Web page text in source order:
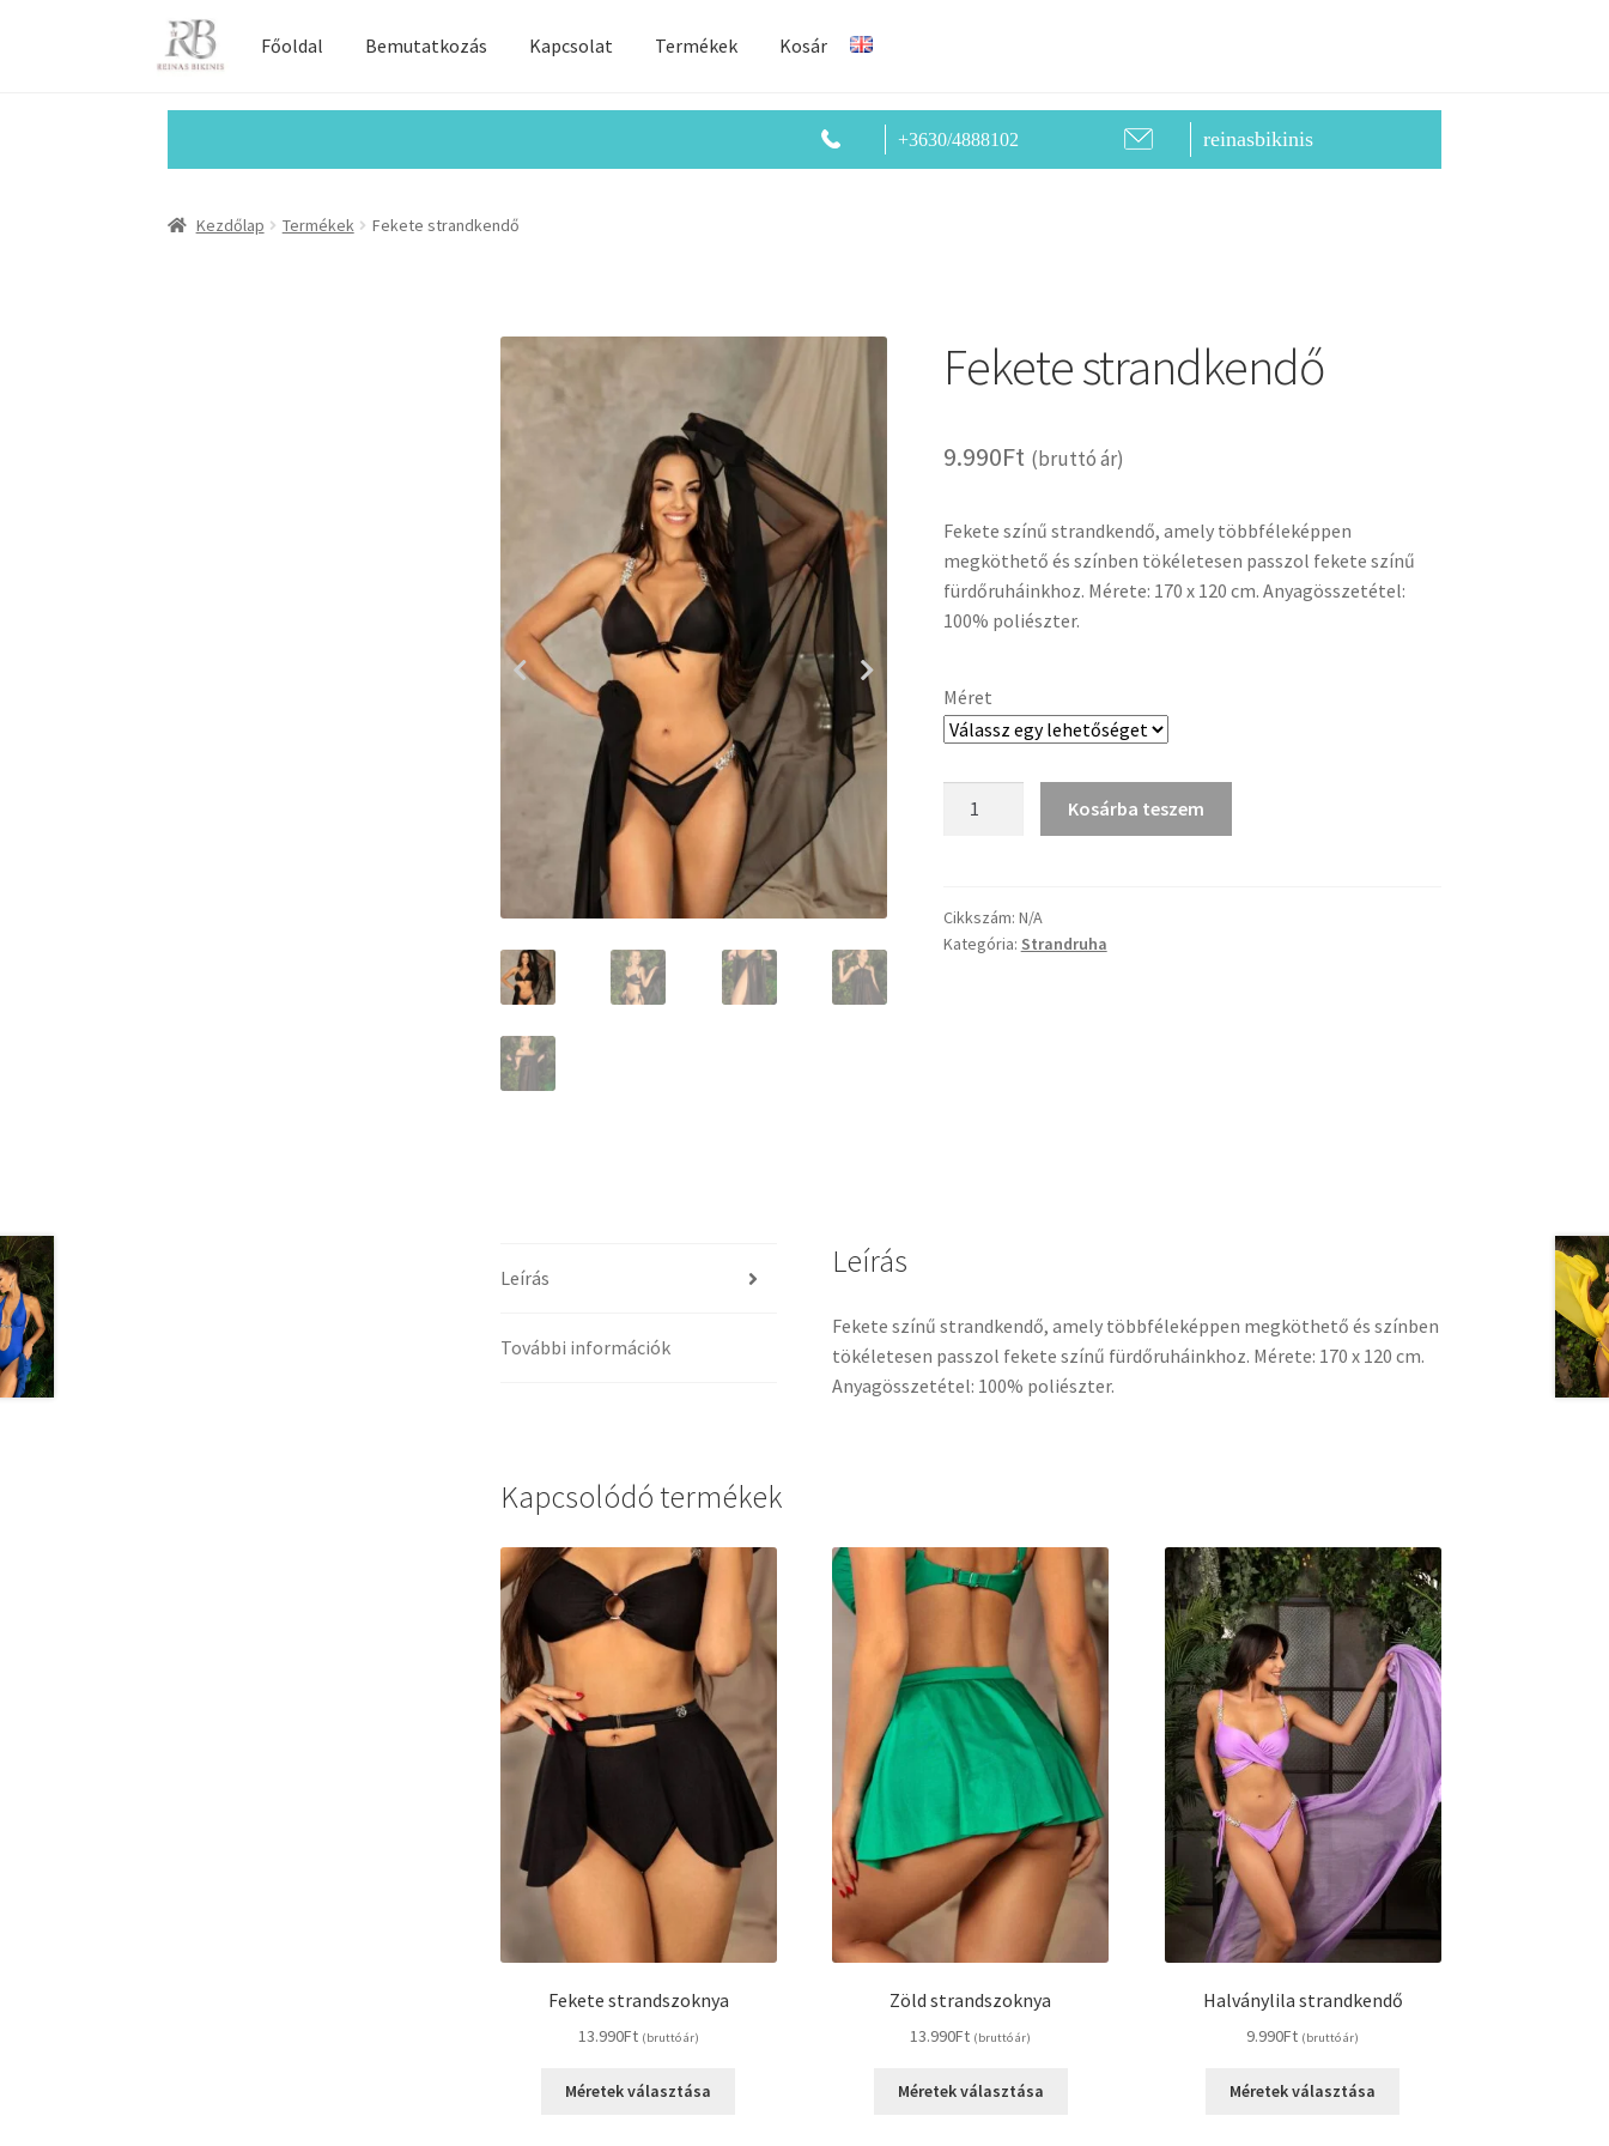
Főoldal Bemutatkozás Kapcsolat Termékek Kosár
+3630/4888102 reinasbikinis
Kezdőlap Termékek Fekete strandkendő
Fekete strandkendő
9.990Ft (bruttó ár)
Fekete színű strandkendő, amely többféleképpen
megköthető és színben tökéletesen passzol fekete színű
fürdőruháinkhoz. Mérete: 170 x 120 cm. Anyagösszetétel:
100% poliészter.
Méret
Kosárba teszem
Cikkszám: N/A
Kategória: Strandruha
Leírás
További információk
Leírás
Fekete színű strandkendő, amely többféleképpen megköthető és színben
tökéletesen passzol fekete színű fürdőruháinkhoz. Mérete: 170 x 120 cm.
Anyagösszetétel: 100% poliészter.
Kapcsolódó termékek
Fekete strandszoknya
13.990Ft (bruttó ár)
Méretek választása
Zöld strandszoknya
13.990Ft (bruttó ár)
Méretek választása
Halványlila strandkendő
9.990Ft (bruttó ár)
Méretek választása